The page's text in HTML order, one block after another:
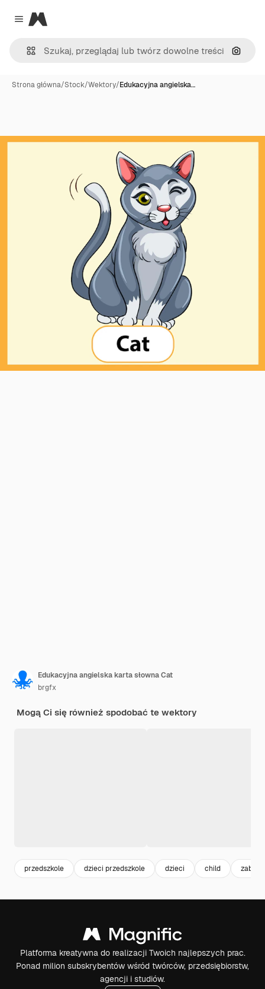
Close menu
Magnific
Szukaj
Strona główna/Stock/Wektory/Edukacyjna angielska…
Edukacyjna angielska karta słowna Cat
brgfx
Mogą Ci się również spodobać te wektory
przedszkole dzieci przedszkole dzieci child
Platforma kreatywna do realizacji Twoich najlepszych prac.
Ponad milion subskrybentów wśród twórców, przedsiębiorstw,
agencji i studiów.